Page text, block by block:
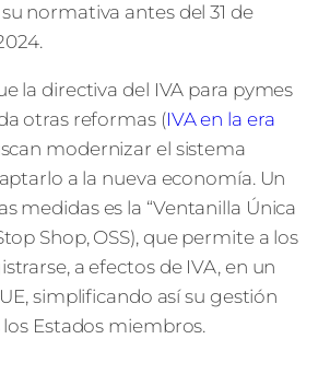
normativa antes del 31 de
la directiva del IVA para pymes
otras reformas (IVA en la era
modernizar el sistema
a la nueva economía. Un
medidas es la “Ventanilla Única
Shop, OSS), que permite a los
a efectos de IVA, en un
simplificando así su gestión
Estados miembros.